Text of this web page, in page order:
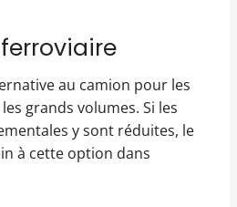
au camion pour les
grands volumes. Si les
y sont réduites, le
à cette option dans